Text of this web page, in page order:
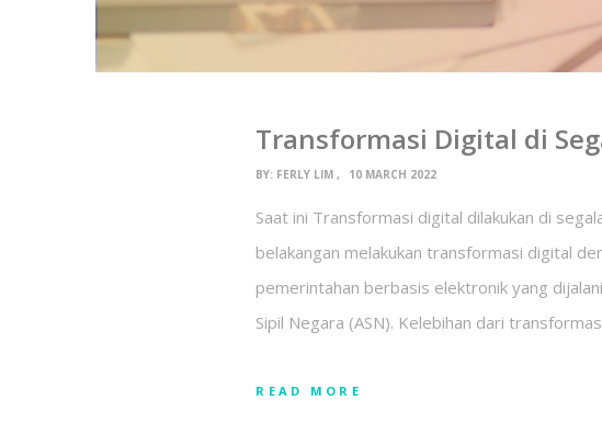
Transformasi Digital di
BY: FERLY LIM 10 MARCH 2022
Saat ini Transformasi digital dilakukan di
belakangan melakukan transformasi digital
pemerintahan berbasis elektronik yang
Sipil Negara (ASN). Kelebihan dari
READ MORE